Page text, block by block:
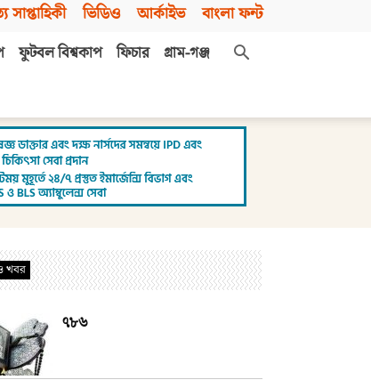
সাপ্তাহিকী ভিডিও আর্কাইভ বাংলা ফন্ট
ফুটবল বিশ্বকাপ ফিচার
গ্রাম-গঞ্জ
খবর
৭৮৬